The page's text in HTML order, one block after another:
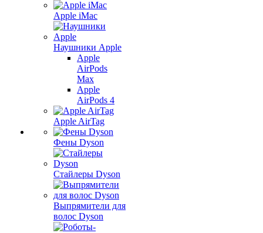
Apple iMac
Наушники Apple
Apple
AirPods
Max
Apple
AirPods 4
Apple AirTag
Фены Dyson
Стайлеры Dyson
Выпрямители для
волос Dyson